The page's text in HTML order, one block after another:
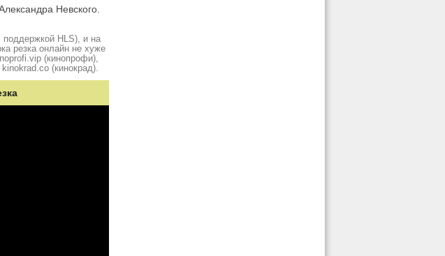
Невского.
HLS), и на
резка онлайн не хуже
(кинопрофи),
(кинокрад).